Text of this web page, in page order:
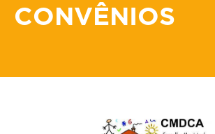
CONVÊNIOS